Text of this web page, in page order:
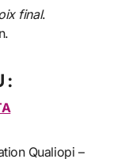
final.
:
Qualiopi –